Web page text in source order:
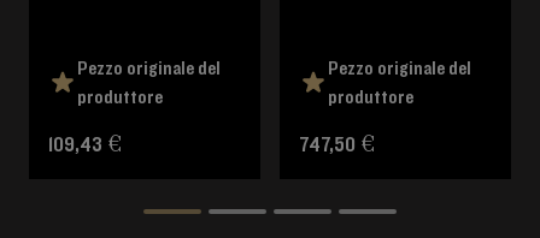
Pezzo originale del
produttore
109,43 €
Pezzo originale del
produttore
747,50 €